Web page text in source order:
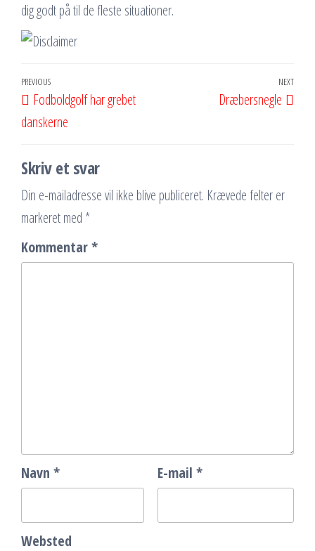
dig godt på til de fleste situationer.
Indlægsnavigation
Previous
Post
PREVIOUS
Fodboldgolf har grebet
danskerne
Next
NEXT
Dræbersnegle
Skriv et svar
Din e-mailadresse vil ikke blive publiceret. Krævede felter er
markeret med *
Kommentar*
Navn * E-mail *
Websted